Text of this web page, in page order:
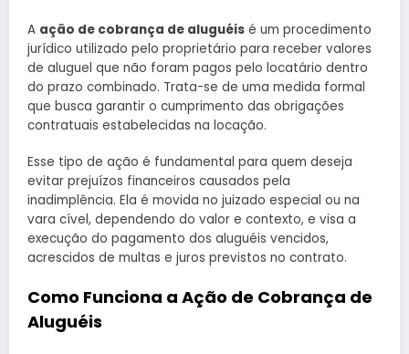
A ação de cobrança de aluguéis é um procedimento
jurídico utilizado pelo proprietário para receber valores
de aluguel que não foram pagos pelo locatário dentro
do prazo combinado. Trata-se de uma medida formal
que busca garantir o cumprimento das obrigações
contratuais estabelecidas na locação.
Esse tipo de ação é fundamental para quem deseja
evitar prejuízos financeiros causados pela
inadimplência. Ela é movida no juizado especial ou na
vara cível, dependendo do valor e contexto, e visa a
execução do pagamento dos aluguéis vencidos,
acrescidos de multas e juros previstos no contrato.
Como Funciona a Ação de Cobrança de
Aluguéis